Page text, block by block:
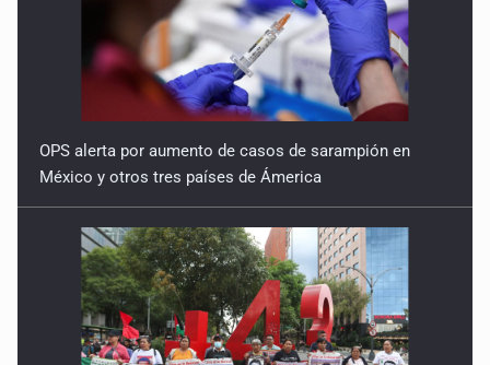
OPS alerta por aumento de casos de sarampión en
México y otros tres países de Ámerica